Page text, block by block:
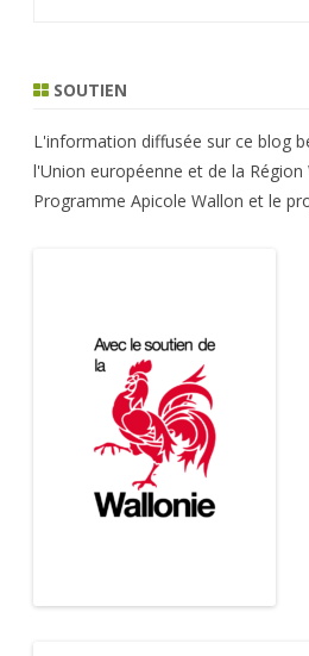
SOUTIEN
L'information diffusée sur ce blog
l'Union européenne et de la Région
Programme Apicole Wallon et le